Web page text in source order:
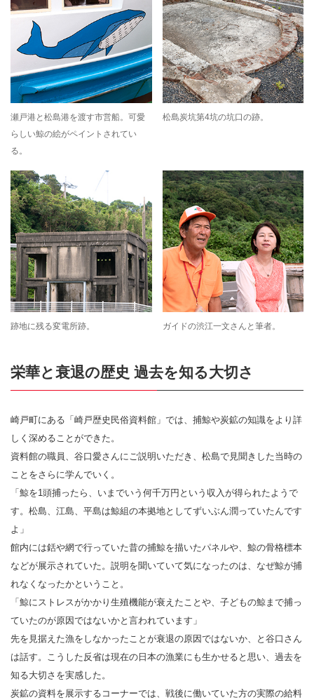
瀬戸港と松島港を渡す市営船。可愛
らしい鯨の絵がペイントされてい
る。
松島炭坑第4坑の坑口の跡。
跡地に残る変電所跡。 ガイドの渋江一文さんと筆者。
栄華と衰退の歴史 過去を知る大切さ
崎戸町にある「崎戸歴史民俗資料館」では、捕鯨や炭鉱の知識をより詳
しく深めることができた。
資料館の職員、谷口愛さんにご説明いただき、松島で見聞きした当時の
ことをさらに学んでいく。
「鯨を1頭捕ったら、いまでいう何千万円という収入が得られたようで
す。松島、江島、平島は鯨組の本拠地としてずいぶん潤っていたんです
よ」
館内には銛や網で行っていた昔の捕鯨を描いたパネルや、鯨の骨格標本
などが展示されていた。説明を聞いていて気になったのは、なぜ鯨が捕
れなくなったかということ。
「鯨にストレスがかかり生殖機能が衰えたことや、子どもの鯨まで捕っ
ていたのが原因ではないかと言われています」
先を見据えた漁をしなかったことが衰退の原因ではないか、と谷口さん
は話す。こうした反省は現在の日本の漁業にも生かせると思い、過去を
知る大切さを実感した。
炭鉱の資料を展示するコーナーでは、戦後に働いていた方の実際の給料